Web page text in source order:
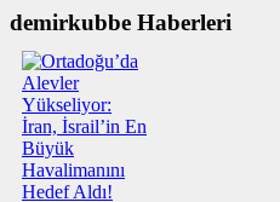
demirkubbe Haberleri